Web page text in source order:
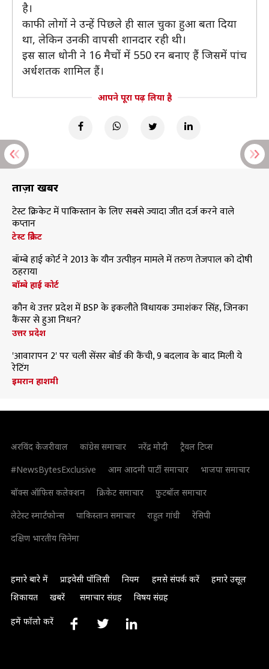
है।
काफी लोगों ने उन्हें पिछले ही साल चुका हुआ बता दिया
था, लेकिन उनकी वापसी शानदार रही थी।
इस साल धोनी ने 16 मैचों में 550 रन बनाए हैं जिसमें पांच
अर्धशतक शामिल हैं।
आपने पूरा पढ़ लिया है
ताज़ा खबरें
टेस्ट क्रिकेट में पाकिस्तान के लिए सबसे ज्यादा जीत दर्ज करने वाले
कप्तान
टेस्ट क्रिकेट
बॉम्बे हाई कोर्ट ने 2013 के यौन उत्पीड़न मामले में तरुण तेजपाल को दोषी
ठहराया
बॉम्बे हाई कोर्ट
कौन थे उत्तर प्रदेश में BSP के इकलौते विधायक उमाशंकर सिंह, जिनका
कैंसर से हुआ निधन?
उत्तर प्रदेश
'आवारापन 2' पर चली सेंसर बोर्ड की कैंची, 9 बदलाव के बाद मिली ये
रेटिंग
इमरान हाशमी
अरविंद केजरीवाल कांग्रेस समाचार नरेंद्र मोदी
ट्रैवल टिप्स
#NewsBytesExclusive
आम आदमी पार्टी समाचार
भाजपा समाचार
बॉक्स ऑफिस कलेक्शन
क्रिकेट समाचार
फुटबॉल समाचार
लेटेस्ट स्मार्टफोन्स
पाकिस्तान समाचार राहुल गांधी
रेसिपी
दक्षिण भारतीय सिनेमा
हमारे बारे में प्राइवेसी पॉलिसी नियम हमसे संपर्क करें
हमारे उसूल
शिकायत
खबरें समाचार संग्रह विषय संग्रह
हमें फॉलो करें